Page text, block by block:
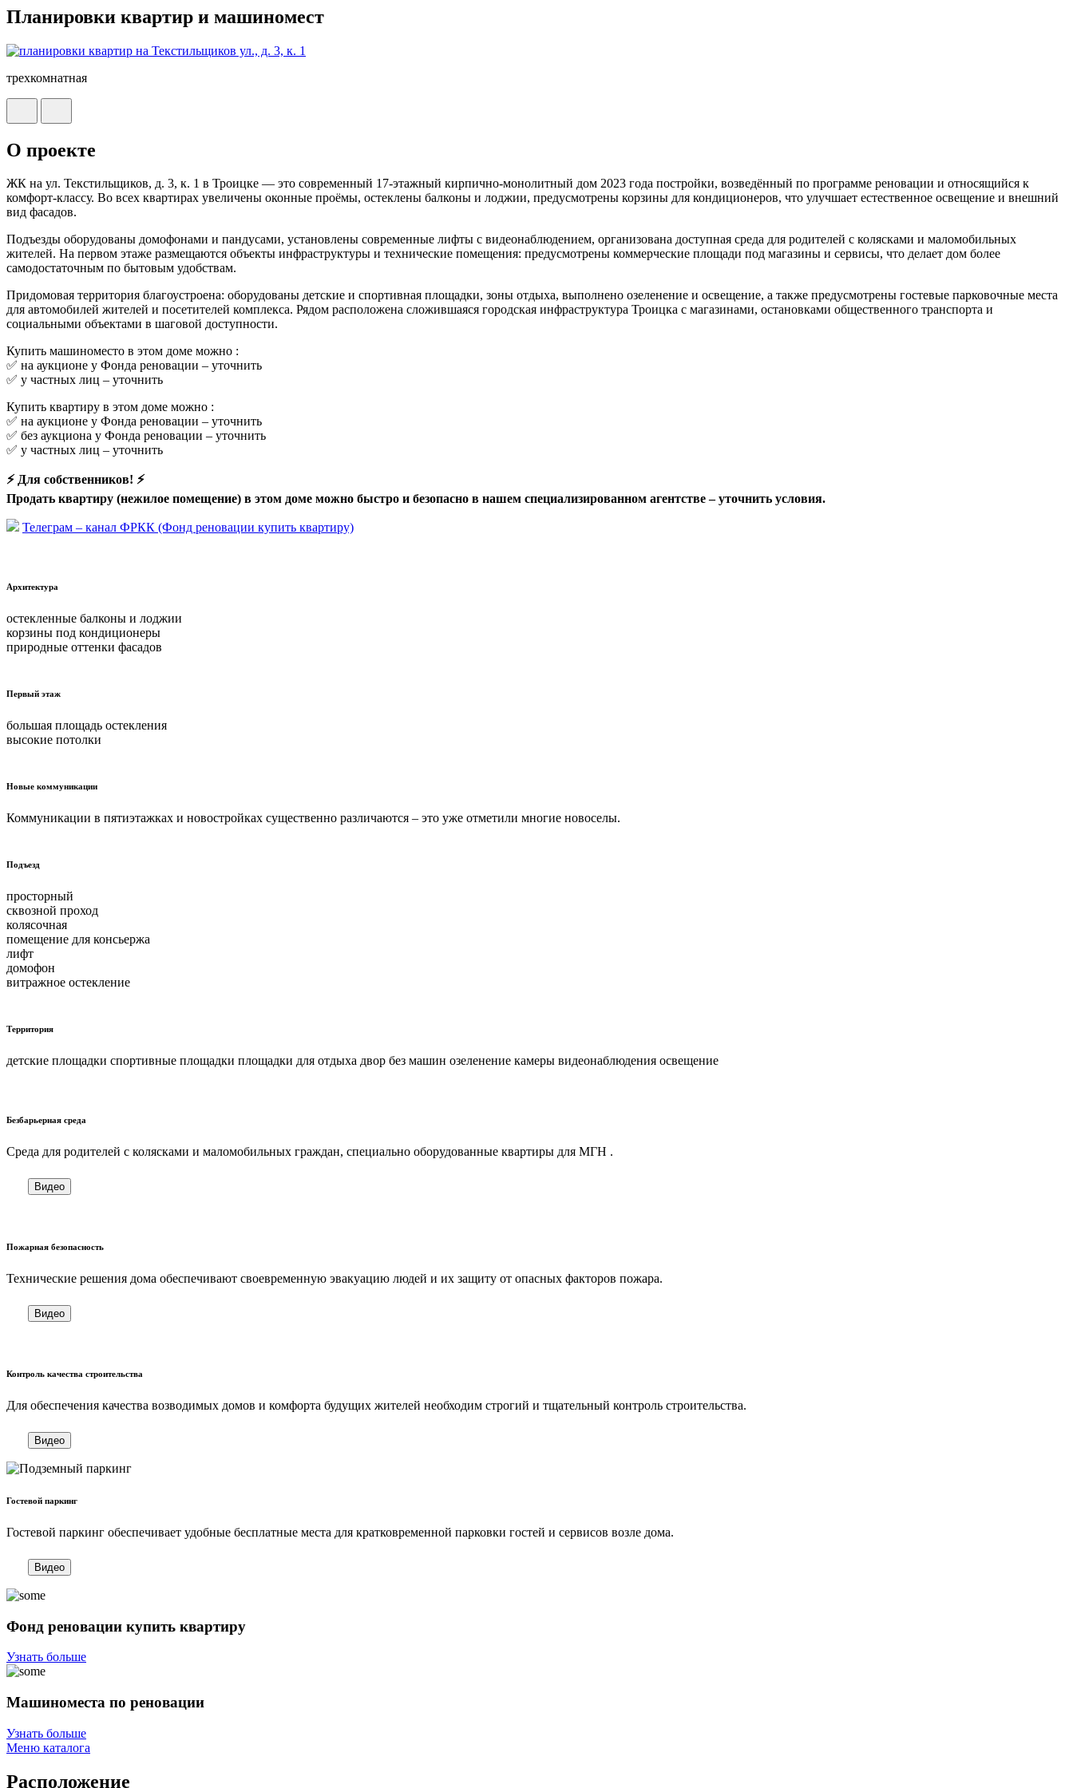
Планировки квартир и машиномест
трехкомнатная
О проекте
ЖК на ул. Текстильщиков, д. 3, к. 1 в Троицке — это современный 17-этажный кирпично-монолитный дом 2023 года постройки, возведённый по программе реновации и относящийся к
комфорт-классу. Во всех квартирах увеличены оконные проёмы, остеклены балконы и лоджии, предусмотрены корзины для кондиционеров, что улучшает естественное освещение и внешний
вид фасадов.
Подъезды оборудованы домофонами и пандусами, установлены современные лифты с видеонаблюдением, организована доступная среда для родителей с колясками и маломобильных
жителей. На первом этаже размещаются объекты инфраструктуры и технические помещения: предусмотрены коммерческие площади под магазины и сервисы, что делает дом более
самодостаточным по бытовым удобствам.
Придомовая территория благоустроена: оборудованы детские и спортивная площадки, зоны отдыха, выполнено озеленение и освещение, а также предусмотрены гостевые парковочные места
для автомобилей жителей и посетителей комплекса. Рядом расположена сложившаяся городская инфраструктура Троицка с магазинами, остановками общественного транспорта и
социальными объектами в шаговой доступности.
Купить машиноместо в этом доме можно :
✅ на аукционе у Фонда реновации – уточнить
✅ у частных лиц – уточнить
Купить квартиру в этом доме можно :
✅ на аукционе у Фонда реновации – уточнить
✅ без аукциона у Фонда реновации – уточнить
✅ у частных лиц – уточнить
⚡ Для собственников! ⚡
Продать квартиру (нежилое помещение) в этом доме можно быстро и безопасно в нашем специализированном агентстве –уточнить условия.
Телеграм – канал ФРКК (Фонд реновации купить квартиру)
Архитектура
остекленные балконы и лоджии
корзины под кондиционеры
природные оттенки фасадов
Первый этаж
большая площадь остекления
высокие потолки
Новые коммуникации
Коммуникации в пятиэтажках и новостройках существенно различаются – это уже отметили многие новоселы.
Подъезд
просторный
сквозной проход
колясочная
помещение для консьержа
лифт
домофон
витражное остекление
Территория
детские площадки спортивные площадки площадки для отдыха двор без машин озеленение камеры видеонаблюдения освещение
Безбарьерная среда
Cреда для родителей с колясками и маломобильных граждан, специально оборудованные квартиры для МГН .
Видео
Пожарная безопасность
Технические решения дома обеспечивают своевременную эвакуацию людей и их защиту от опасных факторов пожара.
Видео
Контроль качества строительства
Для обеспечения качества возводимых домов и комфорта будущих жителей необходим строгий и тщательный контроль строительства.
Видео
Гостевой паркинг
Гостевой паркинг обеспечивает удобные бесплатные места для кратковременной парковки гостей и сервисов возле дома.
Видео
Фонд реновации купить квартиру
Узнать больше
Машиноместа по реновации
Узнать больше
Меню каталога
Расположение